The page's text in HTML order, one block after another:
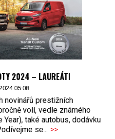
2024 – LAUREÁTI
05:08
novinářů prestižních
volí, vedle známého
Year), také autobus, dodávku
se... >>